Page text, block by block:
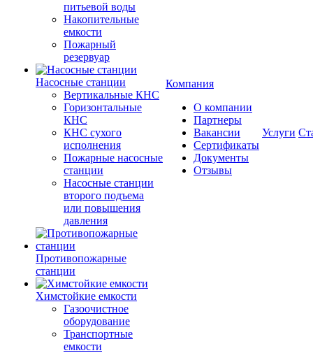
питьевой воды
Накопительные
емкости
Пожарный
резервуар
Насосные станции
Вертикальные КНС
Горизонтальные
КНС
КНС сухого
исполнения
Пожарные насосные
станции
Насосные cтанции
второго подъема
или повышения
давления
Противопожарные
станции
Химстойкие емкости
Газоочистное
оборудование
Транспортные
емкости
Компания
О компании
Партнеры
Вакансии
Сертификаты
Документы
Отзывы
Услуги